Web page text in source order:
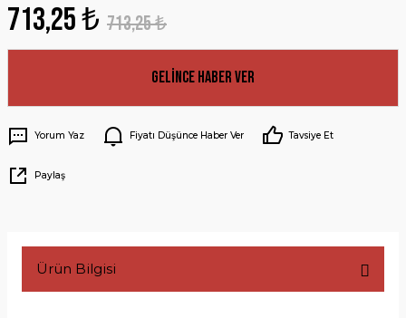
713,25 ₺ 713,25 ₺
Gelince Haber Ver
Yorum Yaz Fiyatı Düşünce Haber Ver Tavsiye Et
Paylaş
Ürün Bilgisi